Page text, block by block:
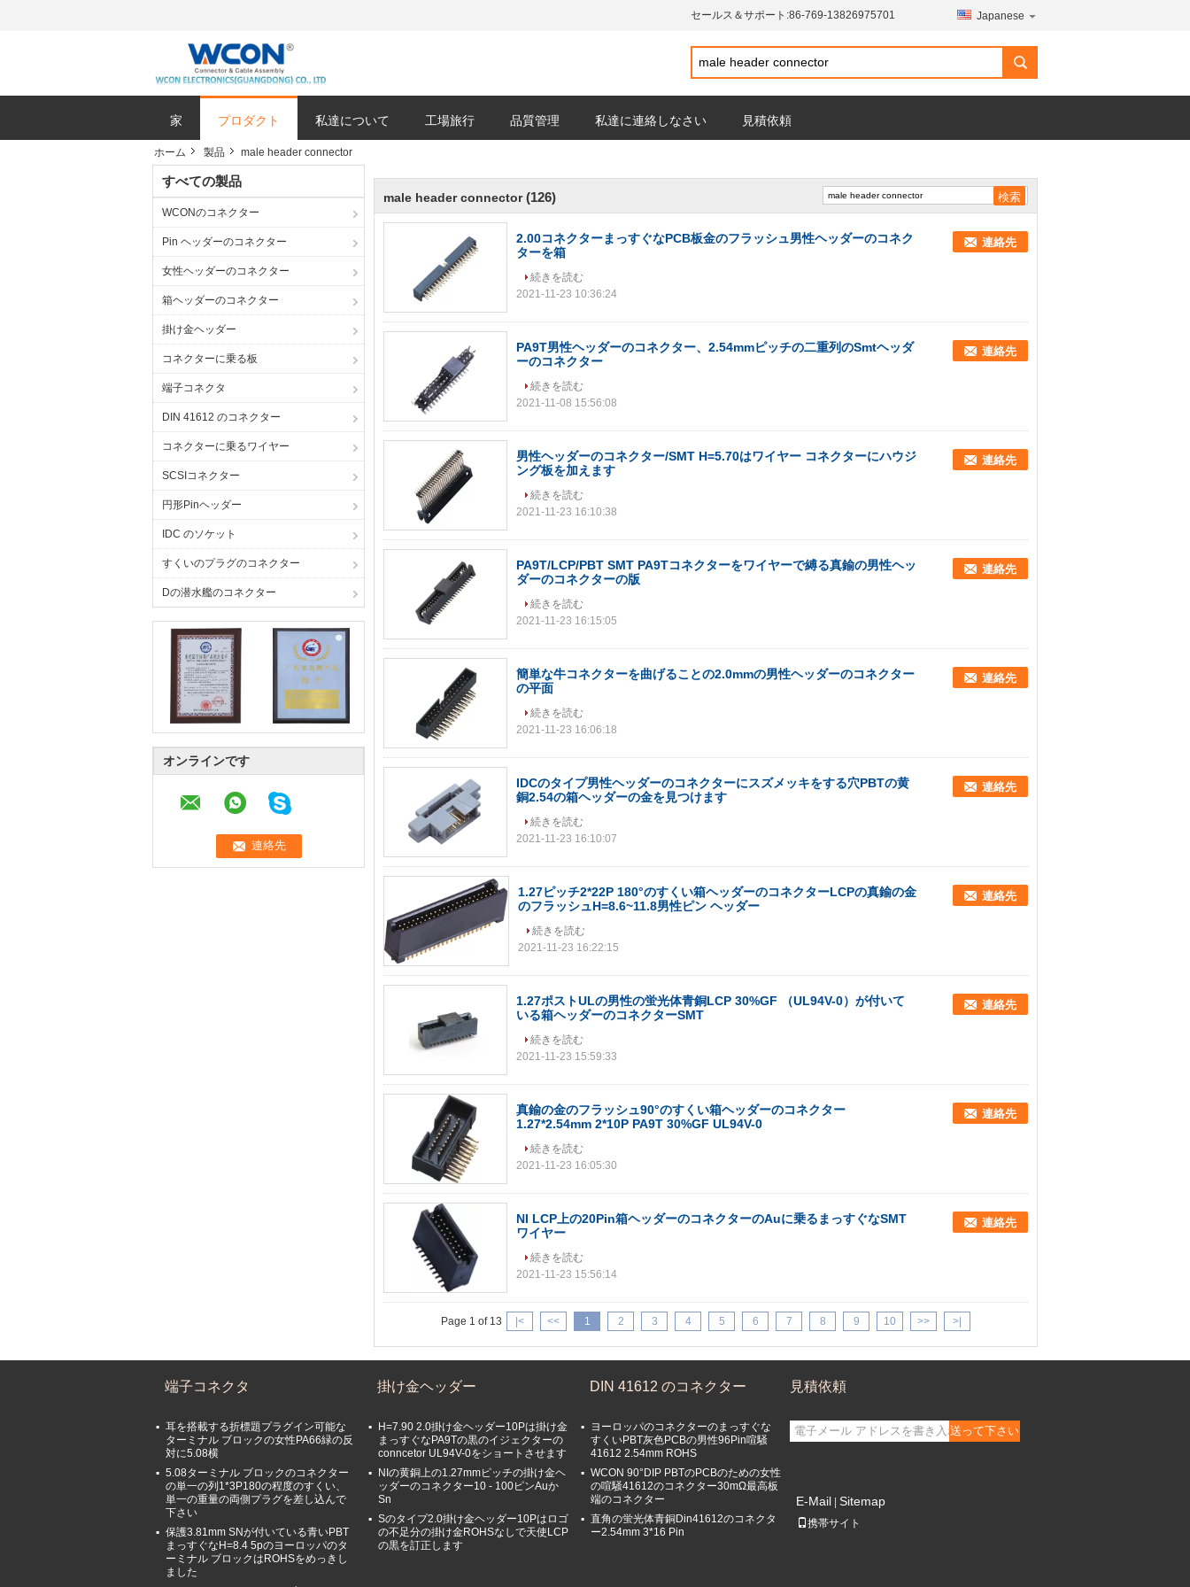
セールス＆サポート:86-769-13826975701 Japanese
家 プロダクト 私達について 工場旅行 品質管理 私達に連絡しなさい 見積依頼
ホーム 製品 male header connector
すべての製品
WCONのコネクター
Pin ヘッダーのコネクター
女性ヘッダーのコネクター
箱ヘッダーのコネクター
掛け金ヘッダー
コネクターに乗る板
端子コネクタ
DIN 41612 のコネクター
コネクターに乗るワイヤー
SCSIコネクター
円形Pinヘッダー
IDC のソケット
すくいのプラグのコネクター
Dの潜水艦のコネクター
オンラインです
male header connector (126)
2.00コネクターまっすぐなPCB板金のフラッシュ男性ヘッダーのコネク
ターを箱
連絡先
続きを読む
2021-11-23 10:36:24
PA9T男性ヘッダーのコネクター、2.54mmピッチの二重列のSmtヘッダ
ーのコネクター
連絡先
続きを読む
2021-11-08 15:56:08
男性ヘッダーのコネクター/SMT H=5.70はワイヤー コネクターにハウジ
ング板を加えます
連絡先
続きを読む
2021-11-23 16:10:38
PA9T/LCP/PBT SMT PA9Tコネクターをワイヤーで縛る真鍮の男性ヘッ
ダーのコネクターの版
連絡先
続きを読む
2021-11-23 16:15:05
簡単な牛コネクターを曲げることの2.0mmの男性ヘッダーのコネクター
の平面
連絡先
続きを読む
2021-11-23 16:06:18
IDCのタイプ男性ヘッダーのコネクターにスズメッキをする穴PBTの黄
銅2.54の箱ヘッダーの金を見つけます
連絡先
続きを読む
2021-11-23 16:10:07
1.27ピッチ2*22P 180°のすくい箱ヘッダーのコネクターLCPの真鍮の金
のフラッシュH=8.6~11.8男性ピン ヘッダー
連絡先
続きを読む
2021-11-23 16:22:15
1.27ポストULの男性の蛍光体青銅LCP 30%GF （UL94V-0）が付いて
いる箱ヘッダーのコネクターSMT
連絡先
続きを読む
2021-11-23 15:59:33
真鍮の金のフラッシュ90°のすくい箱ヘッダーのコネクター
1.27*2.54mm 2*10P PA9T 30%GF UL94V-0
連絡先
続きを読む
2021-11-23 16:05:30
NI LCP上の20Pin箱ヘッダーのコネクターのAuに乗るまっすぐなSMT
ワイヤー
連絡先
続きを読む
2021-11-23 15:56:14
Page 1 of 13 |< << 1 2 3 4 5 6 7 8 9 10 >> >|
端子コネクタ
耳を搭載する折標題プラグイン可能な
ターミナル ブロックの女性PA66緑の反
対に5.08横
5.08ターミナル ブロックのコネクター
の単一の列1*3P180の程度のすくい、
単一の重量の両側プラグを差し込んで
下さい
保護3.81mm SNが付いている青いPBT
まっすぐなH=8.4 5pのヨーロッパのタ
ーミナル ブロックはROHSをめっきし
ました
掛け金ヘッダー
H=7.90 2.0掛け金ヘッダー10Pは掛け金
まっすぐなPA9Tの黒のイジェクターの
conncetor UL94V-0をショートさせます
NIの黄銅上の1.27mmピッチの掛け金ヘ
ッダーのコネクター10 - 100ピンAuか
Sn
Sのタイプ2.0掛け金ヘッダー10Pはロゴ
の不足分の掛け金ROHSなしで天使LCP
の黒を訂正します
DIN 41612 のコネクター
ヨーロッパのコネクターのまっすぐな
すくいPBT灰色PCBの男性96Pin喧騒
41612 2.54mm ROHS
WCON 90°DIP PBTのPCBのための女性
の喧騒41612のコネクター30mΩ最高板
端のコネクター
直角の蛍光体青銅Din41612のコネクタ
ー2.54mm 3*16 Pin
見積依頼
送って下さい
E-Mail Sitemap
携帯サイト